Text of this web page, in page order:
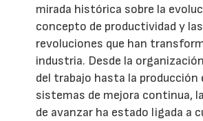
mirada histórica sobre la
concepto de productividad y
revoluciones que han
industria. Desde la
del trabajo hasta la producción
sistemas de mejora continua,
de avanzar ha estado ligada a